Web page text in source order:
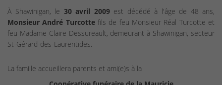
À Shawinigan, le 30 avril 2009 est décédé à l'âge de 48 ans,
Monsieur André Turcotte fils de feu Monsieur Réal Turcotte et
feu Madame Claire Dessureault, demeurant à Shawinigan, secteur
St-Gérard-des-Laurentides.
La famille accueillera parents et ami(e)s à la